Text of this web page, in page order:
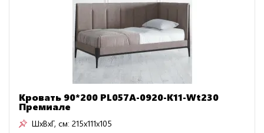
Кровать 90*200 PL057A-0920-K11-Wt230
Премиале
ШxВxГ, см: 215x111x105